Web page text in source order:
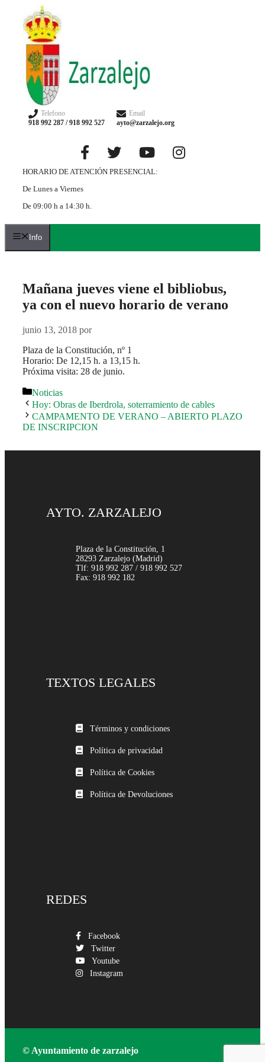
Telefono
918 992 287 / 918 992 527
Email
ayto@zarzalejo.org
HORARIO DE ATENCIÓN PRESENCIAL:
De Lunes a Viernes
De 09:00 h a 14:30 h.
Info
Mañana jueves viene el bibliobus,
ya con el nuevo horario de verano
junio 13, 2018 por
Plaza de la Constitución, nº 1
Horario: De 12,15 h. a 13,15 h.
Próxima visita: 28 de junio.
Noticias
Hoy: Obras de Iberdrola, soterramiento de cables
CAMPAMENTO DE VERANO – ABIERTO PLAZO
DE INSCRIPCION
AYTO. ZARZALEJO
Plaza de la Constitución, 1
28293 Zarzalejo (Madrid)
Tlf: 918 992 287 / 918 992 527
Fax: 918 992 182
TEXTOS LEGALES
Términos y condiciones
Política de privacidad
Política de Cookies
Política de Devoluciones
REDES
Facebook
Twitter
Youtube
Instagram
© Ayuntamiento de zarzalejo